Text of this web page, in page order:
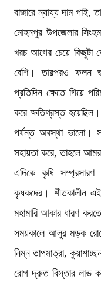
বাজারে ন্যায্য দাম পাই,
মোহনপুর উপজেলার
খরচ আগের চেয়ে কিছুটা
বেশি। তারপরও
প্রতিদিন ক্ষেতে গিয়ে
করে ক্ষতিগ্রস্ত
পর্যন্ত অবস্থা ভালো।
সহায়তা করে, তাহলে
এদিকে কৃষি সম্প্রসারণ
কৃষকদের। শীতকালীন
মহামারি আকার ধারণ
সময়কালে আলুর মড়ক
নিম্ন তাপমাত্রা,
রোগ দ্রুত বিস্তার লাভ